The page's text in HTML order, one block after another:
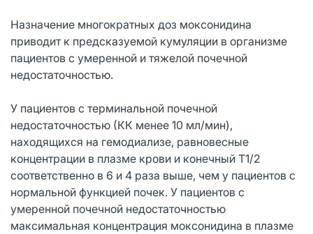
Назначение многократных доз моксонидина
приводит к предсказуемой кумуляции в организме
пациентов с умеренной и тяжелой почечной
недостаточностью.
У пациентов с терминальной почечной
недостаточностью (КК менее 10 мл/мин),
находящихся на гемодиализе, равновесные
концентрации в плазме крови и конечный Т1/2
соответственно в 6 и 4 раза выше, чем у пациентов с
нормальной функцией почек. У пациентов с
умеренной почечной недостаточностью
максимальная концентрация моксонидина в плазме